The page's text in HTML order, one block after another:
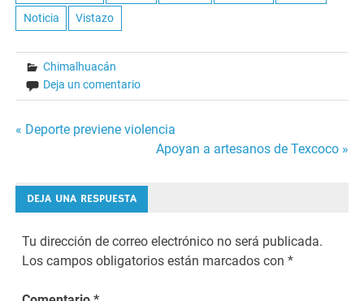
Noticia Vistazo
Chimalhuacán
Deja un comentario
Navegación
entradas
« Deporte previene violencia
Apoyan a artesanos de Texcoco »
DEJA UNA RESPUESTA
Tu dirección de correo electrónico no será publicada.
Los campos obligatorios están marcados con*